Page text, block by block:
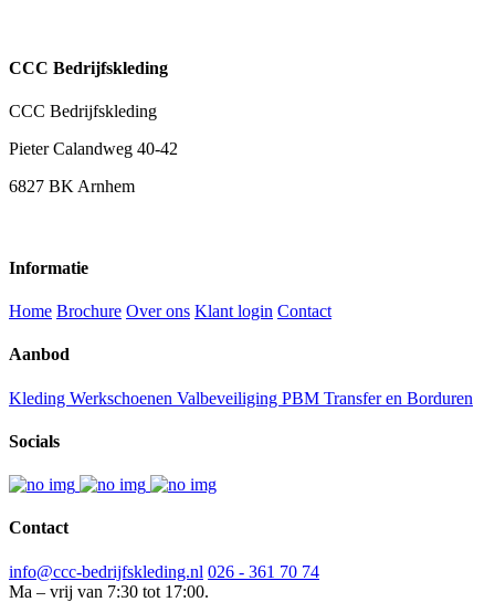
CCC Bedrijfskleding
CCC Bedrijfskleding
Pieter Calandweg 40-42
6827 BK Arnhem
Informatie
Home Brochure Over ons Klant login Contact
Aanbod
Kleding Werkschoenen Valbeveiliging PBM Transfer en Borduren
Socials
Contact
info@ccc-bedrijfskleding.nl 026 - 361 70 74
Ma – vrij van 7:30 tot 17:00.